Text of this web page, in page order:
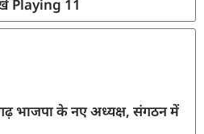
Playing 11
भाजपा के नए अध्यक्ष, संगठन में